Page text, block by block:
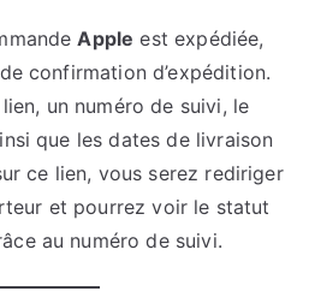
Apple est expédiée,
confirmation d’expédition.
un numéro de suivi, le
que les dates de livraison
ce lien, vous serez rediriger
et pourrez voir le statut
au numéro de suivi.